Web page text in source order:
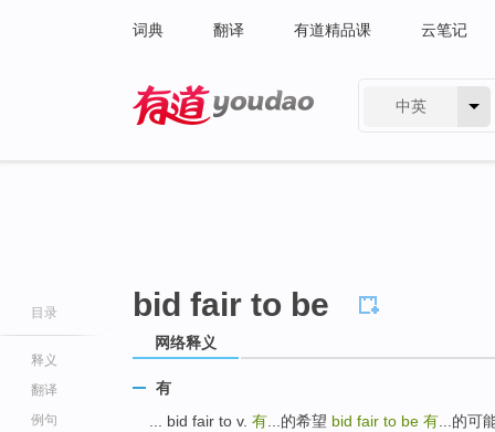
词典 翻译 有道精品课 云笔记
中英
目录
释义
翻译
例句
bid fair to be
网络释义
有
... bid fair to v. 有 ...的希望 bid fair to be 有 ...的可